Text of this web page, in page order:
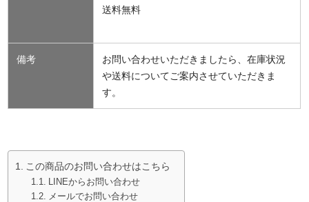
送料無料
備考
お問い合わせいただきましたら、在庫状況
や送料についてご案内させていただきま
す。
この商品のお問い合わせはこちら
LINEからお問い合わせ
メールでお問い合わせ